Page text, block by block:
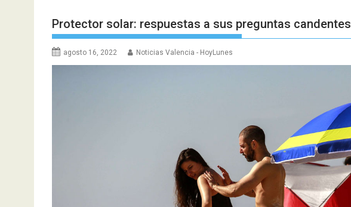
Protector solar: respuestas a sus preguntas candentes
agosto 16, 2022 Noticias Valencia - HoyLunes